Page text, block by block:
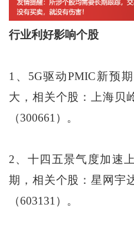
行业利好影响个股
1、5G驱动PMIC新预
大，相关个股：上海贝
（300661）。
2、十四五景气度加速
期，相关个股：星网宇
（603131）。